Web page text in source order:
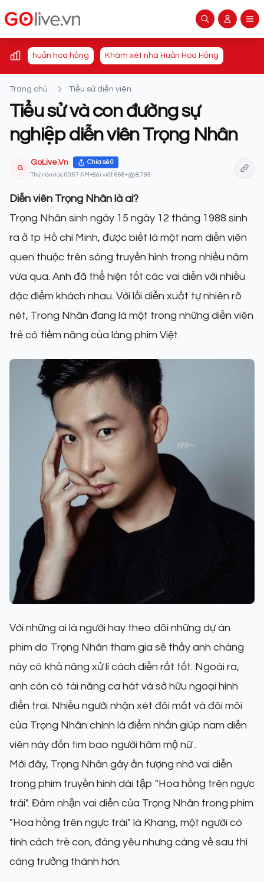
huấn hoa hồng Khám xét nhà Huấn Hoa Hồng
Trang chủ Tiểu sử diễn viên
Tiểu sử và con đường sự
nghiệp diễn viên Trọng Nhân
G
GoLive.Vn Chia sẻ0
Thứ năm lúc 00:57 AM • Bài viết: 666 • 8,795
Diễn viên Trọng Nhân là ai?
Trọng Nhân sinh ngày 15 ngày 12 tháng 1988 sinh
ra ở tp Hồ chí Minh, được biết là một nam diễn viên
quen thuộc trên sóng truyền hình trong nhiều năm
vừa qua. Anh đã thể hiện tốt các vai diễn với nhiều
đặc điểm khách nhau. Với lối diễn xuất tự nhiên rõ
nét, Trong Nhân đang là một trong những diễn viên
trẻ có tiềm năng của làng phim Việt.
Với những ai là người hay theo dõi những dự án
phim do Trọng Nhân tham gia sẽ thấy anh chàng
này có khả năng xử lí cách diễn rất tốt. Ngoài ra,
anh còn có tài năng ca hát và sở hữu ngoại hình
điển trai. Nhiều người nhận xét đôi mắt và đôi môi
của Trọng Nhân chính là điểm nhấn giúp nam diễn
viên này đốn tim bao người hâm mộ nữ .
Mới đây, Trọng Nhân gây ấn tượng nhờ vai diễn
trong phim truyền hình dài tập "Hoa hồng trên ngực
trái". Đảm nhận vai diễn của Trọng Nhân trong phim
"Hoa hồng trên ngực trái" là Khang, một người có
tính cách trẻ con, đáng yêu nhưng càng về sau thì
càng trưởng thành hơn.